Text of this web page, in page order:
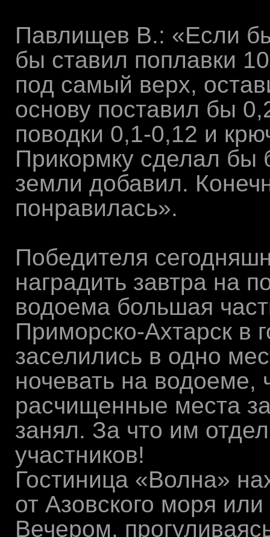
Павлищев В.: «Если
бы ставил поплавки
под самый верх,
основу поставил бы
поводки 0,1-0,12 и
Прикормку сделал
земли добавил.
понравилась».
Победителя
наградить завтра на
водоема большая
Приморско-Ахтарск в
заселились в одно
ночевать на водоеме,
расчищенные места
занял. За что им
участников!
Гостиница «Волна»
от Азовского моря
Вечером,